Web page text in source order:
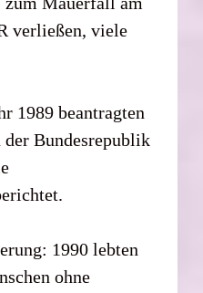
verließen, viele
1989 beantragten
Bundesrepublik
1990 lebten
ohne